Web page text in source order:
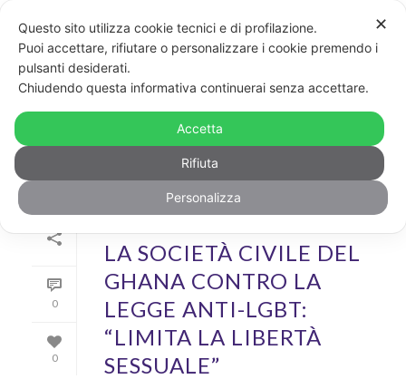
ARCHIVIO
0
0
LA SOCIETÀ CIVILE DEL
GHANA CONTRO LA
LEGGE ANTI-LGBT:
“LIMITA LA LIBERTÀ
SESSUALE”
✕
Questo sito utilizza cookie tecnici e di profilazione.
Puoi accettare, rifiutare o personalizzare i cookie premendo i
pulsanti desiderati.
Chiudendo questa informativa continuerai senza accettare.
Accetta
Rifiuta
Personalizza